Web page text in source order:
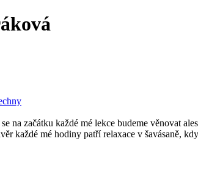
na začátku každé mé lekce budeme věnovat
každé mé hodiny patří relaxace v šavásaně,